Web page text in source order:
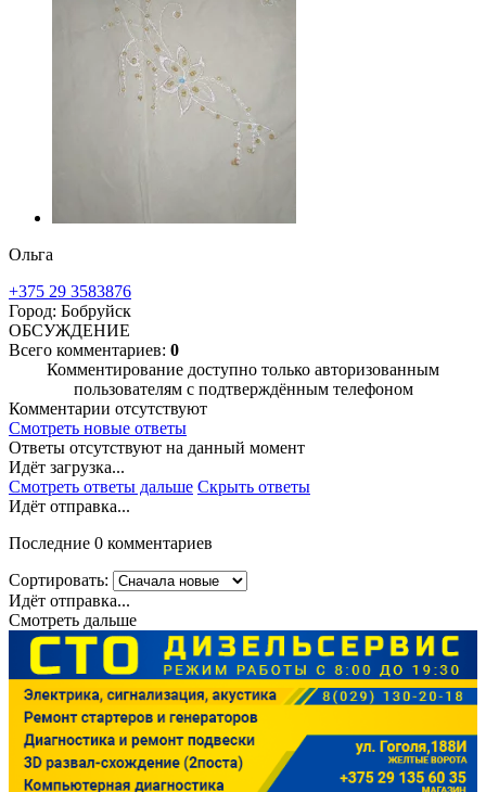
Ольга
+375 29 3583876
Город: Бобруйск
ОБСУЖДЕНИЕ
Всего комментариев: 0
Комментирование доступно только авторизованным
пользователям с подтверждённым телефоном
Комментарии отсутствуют
Смотреть новые ответы
Ответы отсутствуют на данный момент
Идёт загрузка...
Смотреть ответы дальше Скрыть ответы
Идёт отправка...
Последние 0 комментариев
Сортировать:
Идёт отправка...
Смотреть дальше